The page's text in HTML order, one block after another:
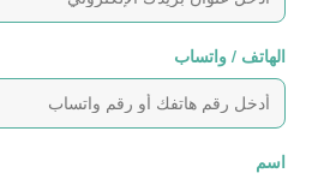
الهاتف / واتساب
اسم